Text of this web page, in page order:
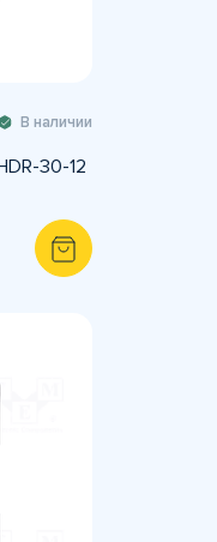
В наличии
30-12